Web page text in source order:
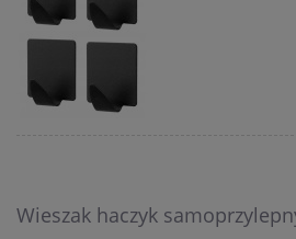
Wieszak haczyk